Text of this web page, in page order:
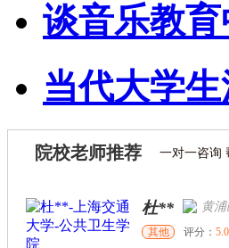
谈音乐教
当代大学
院校老师推荐 一对一咨询
杜** 黄浦
其他 评分： 5.0